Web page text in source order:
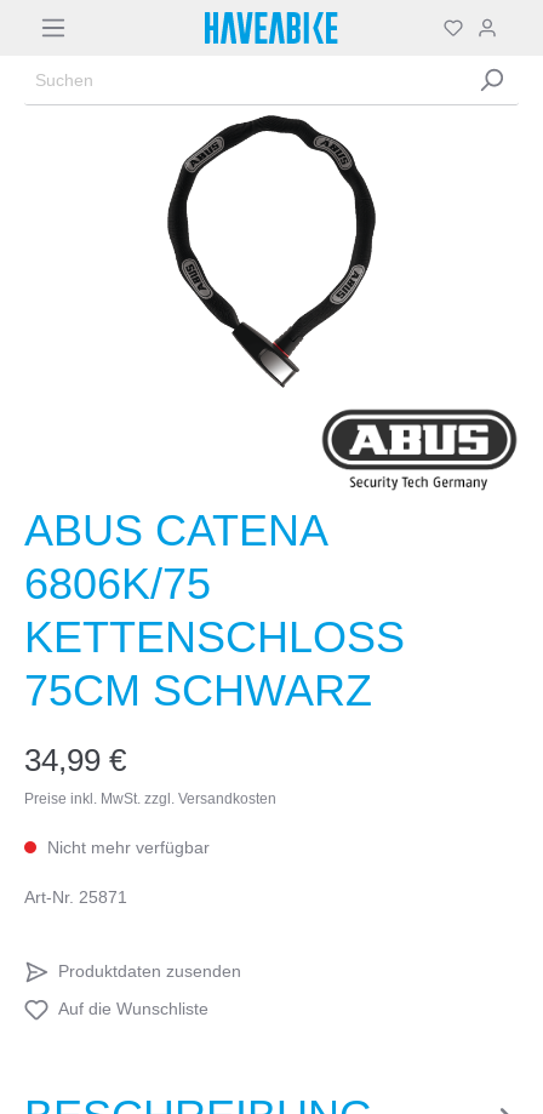
ABUS CATENA
6806K/75
KETTENSCHLOSS
75CM SCHWARZ
34,99 €
Preise inkl. MwSt. zzgl. Versandkosten
Nicht mehr verfügbar
Art-Nr. 25871
Produktdaten zusenden
Auf die Wunschliste